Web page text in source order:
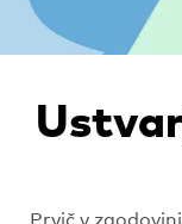
Prvič v